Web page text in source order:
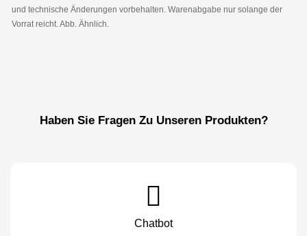
und technische Änderungen vorbehalten. Warenabgabe nur solange der
Vorrat reicht. Abb. Ähnlich.
Haben Sie Fragen Zu Unseren Produkten?
Chatbot